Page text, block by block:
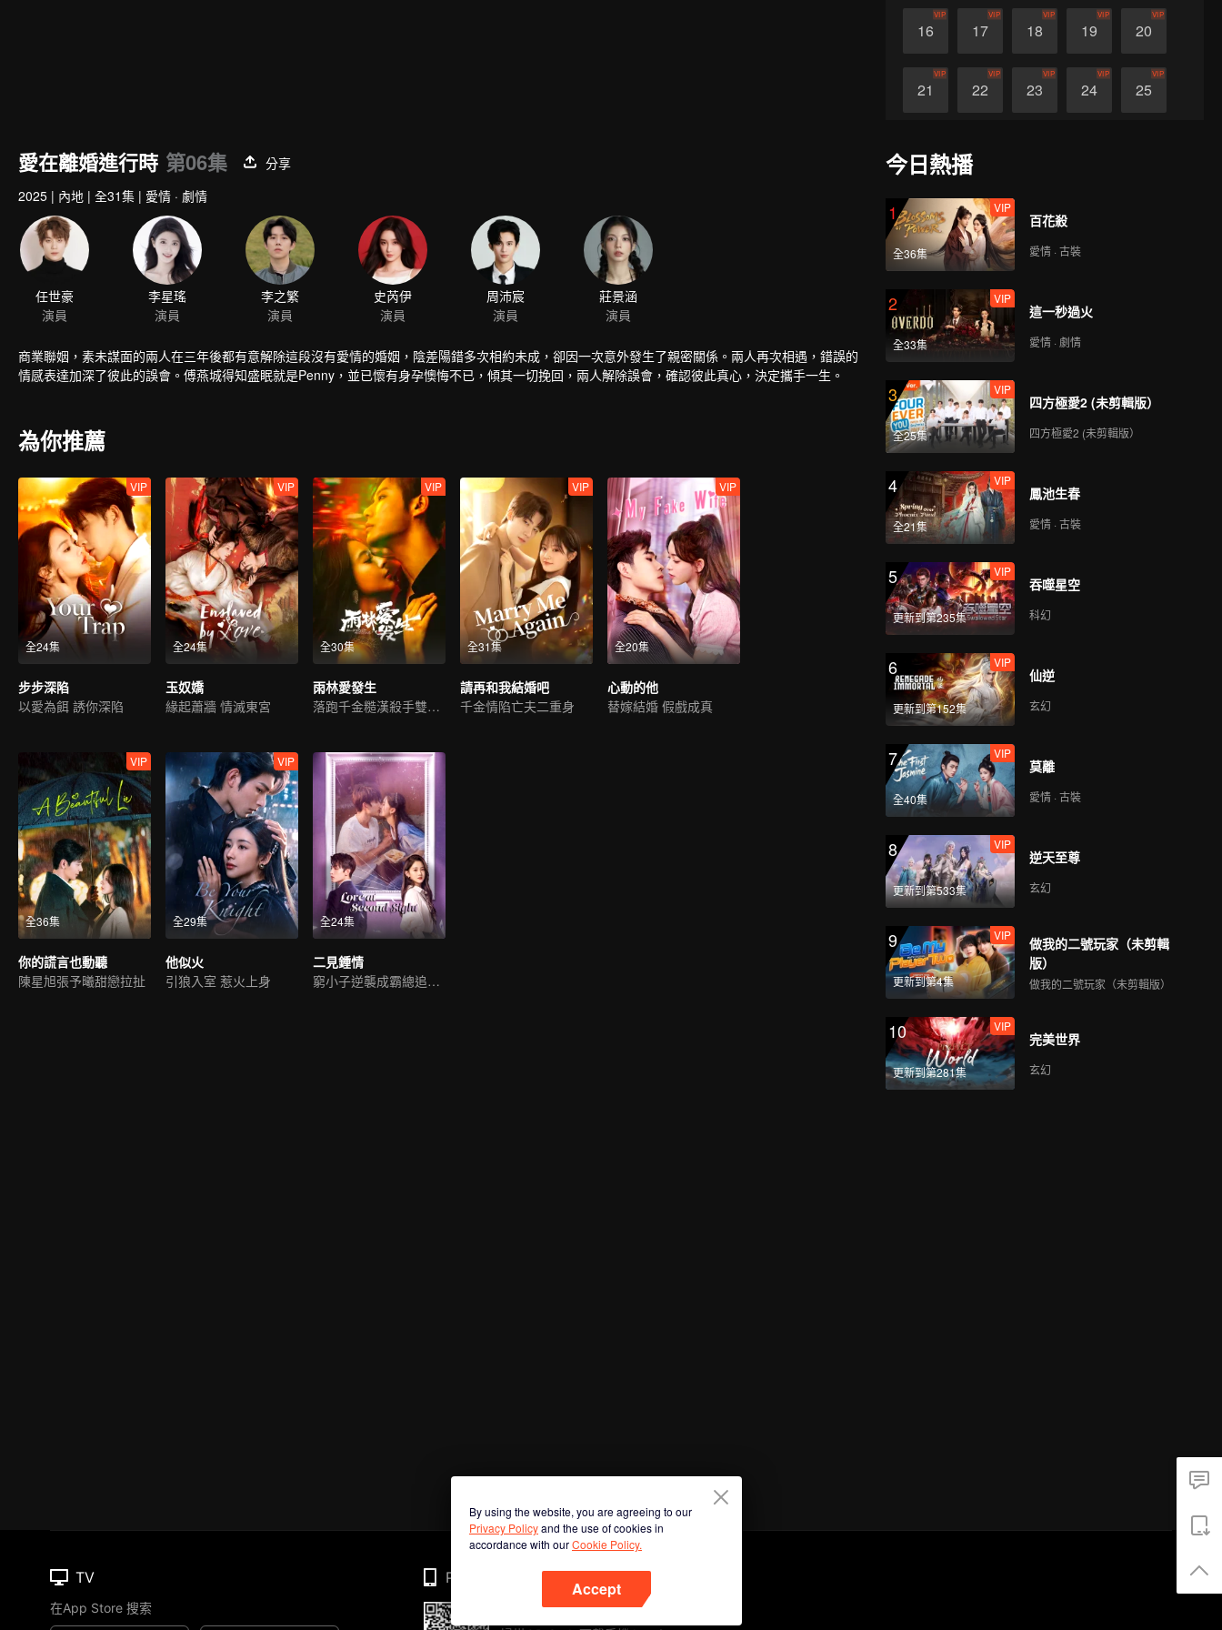
16
VIP
17
VIP
18
VIP
19
VIP
20
VIP
21
VIP
22
VIP
23
VIP
24
VIP
25
VIP
27
愛在離婚進行時 第06集
分享
2025 | 內地 | 全31集 | 愛情 · 劇情
任世豪
演員
李星瑤
演員
李之繁
演員
史芮伊
演員
周沛宸
演員
莊景涵
演員
商業聯姻，素未謀面的兩人在三年後都有意解除這段沒有愛情的婚姻，陰差陽錯多次相約未成，卻因一次意外發生了親密關係。兩人再次相遇，錯誤的
情感表達加深了彼此的誤會。傅燕城得知盛眠就是Penny，並已懷有身孕懊悔不已，傾其一切挽回，兩人解除誤會，確認彼此真心，決定攜手一生。
為你推薦
全24集
VIP
步步深陷
以愛為餌 誘你深陷
全24集
VIP
玉奴嬌
緣起蕭牆 情滅東宮
全30集
VIP
雨林愛發生
落跑千金糙漢殺手雙向救贖
全31集
VIP
請再和我結婚吧
千金情陷亡夫二重身
全20集
VIP
心動的他
替嫁結婚 假戲成真
全36集
VIP
你的謊言也動聽
陳星旭張予曦甜戀拉扯
全29集
VIP
他似火
引狼入室 惹火上身
全24集
二見鍾情
窮小子逆襲成霸總追初戀
今日熱播
1
全36集
VIP
百花殺
愛情 · 古裝
2
全33集
VIP
這一秒過火
愛情 · 劇情
3
全25集
VIP
四方極愛2 (未剪輯版）
四方極愛2 (未剪輯版）
4
全21集
VIP
鳳池生春
愛情 · 古裝
5
更新到第235集
VIP
吞噬星空
科幻
6
更新到第152集
VIP
仙逆
玄幻
7
全40集
VIP
莫離
愛情 · 古裝
8
更新到第533集
VIP
逆天至尊
玄幻
9
更新到第4集
VIP
做我的二號玩家（未剪輯
版）
做我的二號玩家（未剪輯版）
10
更新到第281集
VIP
完美世界
玄幻
By using the website, you are agreeing to our
Privacy Policyand the use of cookies in
accordance with ourCookie Policy.
Accept
TV
在App Store 搜索
Phone